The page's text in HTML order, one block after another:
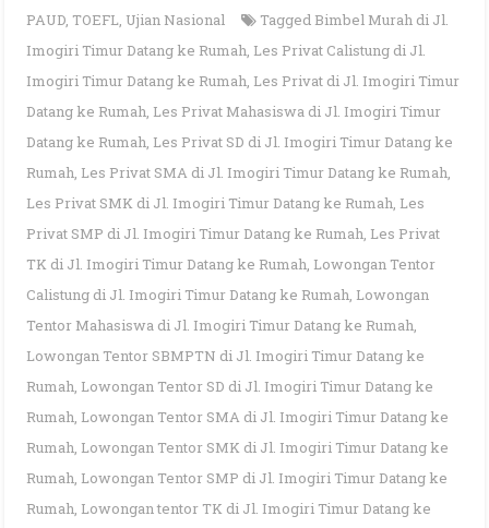
PAUD, TOEFL, Ujian Nasional Tagged Bimbel Murah di Jl.
Imogiri Timur Datang ke Rumah, Les Privat Calistung di Jl.
Imogiri Timur Datang ke Rumah, Les Privat di Jl. Imogiri Timur
Datang ke Rumah, Les Privat Mahasiswa di Jl. Imogiri Timur
Datang ke Rumah, Les Privat SD di Jl. Imogiri Timur Datang ke
Rumah, Les Privat SMA di Jl. Imogiri Timur Datang ke Rumah,
Les Privat SMK di Jl. Imogiri Timur Datang ke Rumah, Les
Privat SMP di Jl. Imogiri Timur Datang ke Rumah, Les Privat
TK di Jl. Imogiri Timur Datang ke Rumah, Lowongan Tentor
Calistung di Jl. Imogiri Timur Datang ke Rumah, Lowongan
Tentor Mahasiswa di Jl. Imogiri Timur Datang ke Rumah,
Lowongan Tentor SBMPTN di Jl. Imogiri Timur Datang ke
Rumah, Lowongan Tentor SD di Jl. Imogiri Timur Datang ke
Rumah, Lowongan Tentor SMA di Jl. Imogiri Timur Datang ke
Rumah, Lowongan Tentor SMK di Jl. Imogiri Timur Datang ke
Rumah, Lowongan Tentor SMP di Jl. Imogiri Timur Datang ke
Rumah, Lowongan tentor TK di Jl. Imogiri Timur Datang ke